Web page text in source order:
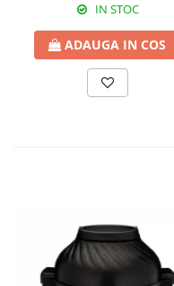
IN STOC
ADAUGA IN COS